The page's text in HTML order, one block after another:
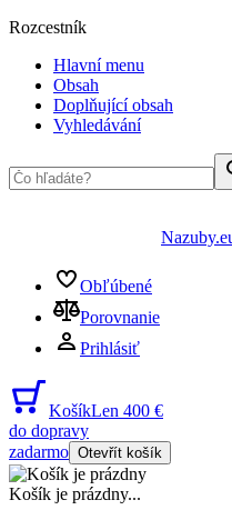
Rozcestník
Hlavní menu
Obsah
Doplňující obsah
Vyhledávání
Obľúbené
Porovnanie
Prihlásiť
KošíkLen 400 €
do dopravy
zadarmo Otevřít košík
Košík je prázdny...